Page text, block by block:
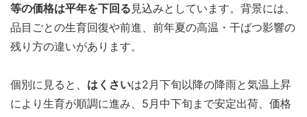
等の価格は平年を下回る 見込みとしています。背景には、
品目ごとの生育回復や前進、前年夏の高温・干ばつ影響の
残り方の違いがあります。
個別に見ると、 はくさいは2月下旬以降の降雨と気温上昇
により生育が順調に進み、5月中下旬まで安定出荷、価格